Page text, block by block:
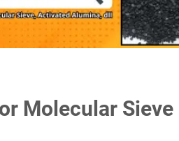
Molecular Sieve